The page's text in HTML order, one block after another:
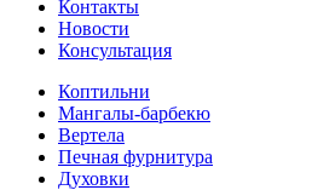
Контакты
Новости
Консультация
Коптильни
Мангалы-барбекю
Вертела
Печная фурнитура
Духовки